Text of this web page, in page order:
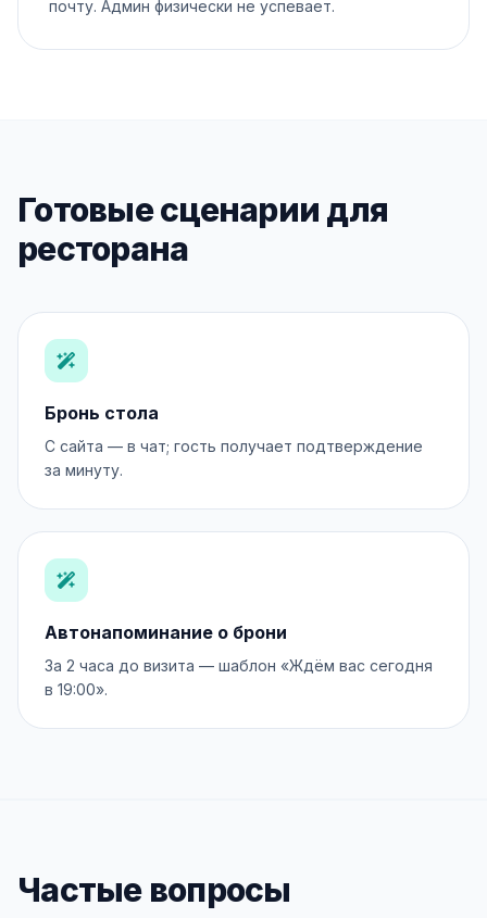
почту. Админ физически не успевает.
Готовые сценарии для
ресторана
Бронь стола
С сайта — в чат; гость получает подтверждение
за минуту.
Автонапоминание о брони
За 2 часа до визита — шаблон «Ждём вас сегодня
в 19:00».
Частые вопросы